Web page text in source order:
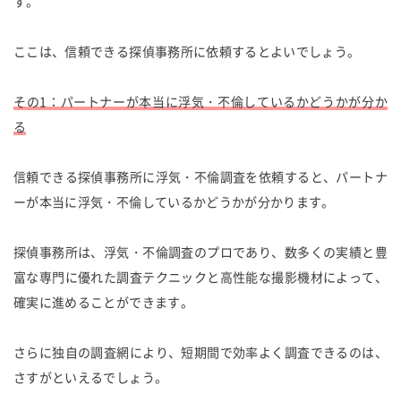
ここは、信頼できる探偵事務所に依頼するとよいでしょう。
その1：パートナーが本当に浮気・不倫しているかどうかが分か
る
信頼できる探偵事務所に浮気・不倫調査を依頼すると、パートナ
ーが本当に浮気・不倫しているかどうかが分かります。
探偵事務所は、浮気・不倫調査のプロであり、数多くの実績と豊
富な専門に優れた調査テクニックと高性能な撮影機材によって、
確実に進めることができます。
さらに独自の調査網により、短期間で効率よく調査できるのは、
さすがといえるでしょう。